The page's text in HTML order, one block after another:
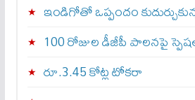
ఇండిగోతో ఒప్పందం
100 రోజుల డీజీపీ పాలనపై
రూ.3.45 కోట్ల టోకరా